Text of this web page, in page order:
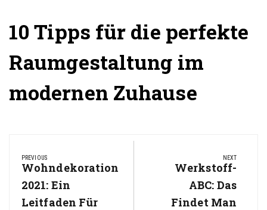
10 Tipps für die perfekte
Raumgestaltung im
modernen Zuhause
Beitragsnavigation
PREVIOUS
Previous
Post:
Wohndekoration
2021: Ein
Leitfaden Für
NEXT
Next
Post:
Werkstoff-
ABC: Das
Findet Man